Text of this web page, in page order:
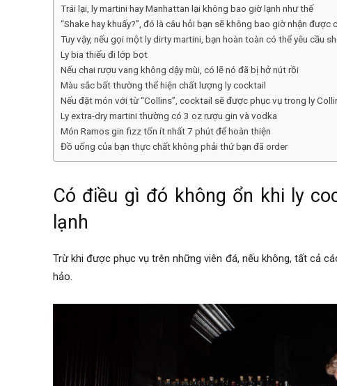
Trái lại, ly martini hay Manhattan lại không bao giờ lạnh như thế
“Shake hay khuấy?”, đó là câu hỏi bạn sẽ không bao giờ nhận được
Tuy vậy, nếu gọi một ly dirty martini, bạn hoàn toàn có thể yêu cầu
Ly bia thiếu đi lớp bọt
Nếu chai rượu vang không dậy mùi, có lẽ nó đã bị hở nút rồi
Màu sắc bất thường thể hiện chất lượng ly cocktail
Nếu đặt món với từ “Collins”, cocktail sẽ được phục vụ trong ly
Ly extra-dry martini thường có 3 oz rượu gin và vodka
Món Ramos gin fizz tốn ít nhất 7 phút để hoàn thiện
Đồ uống của bạn thực chất không phải thứ bạn đã order
Có điều gì đó không ổn khi ly
lạnh
Trừ khi được phục vụ trên những viên đá, nếu không, tất cả
hảo.